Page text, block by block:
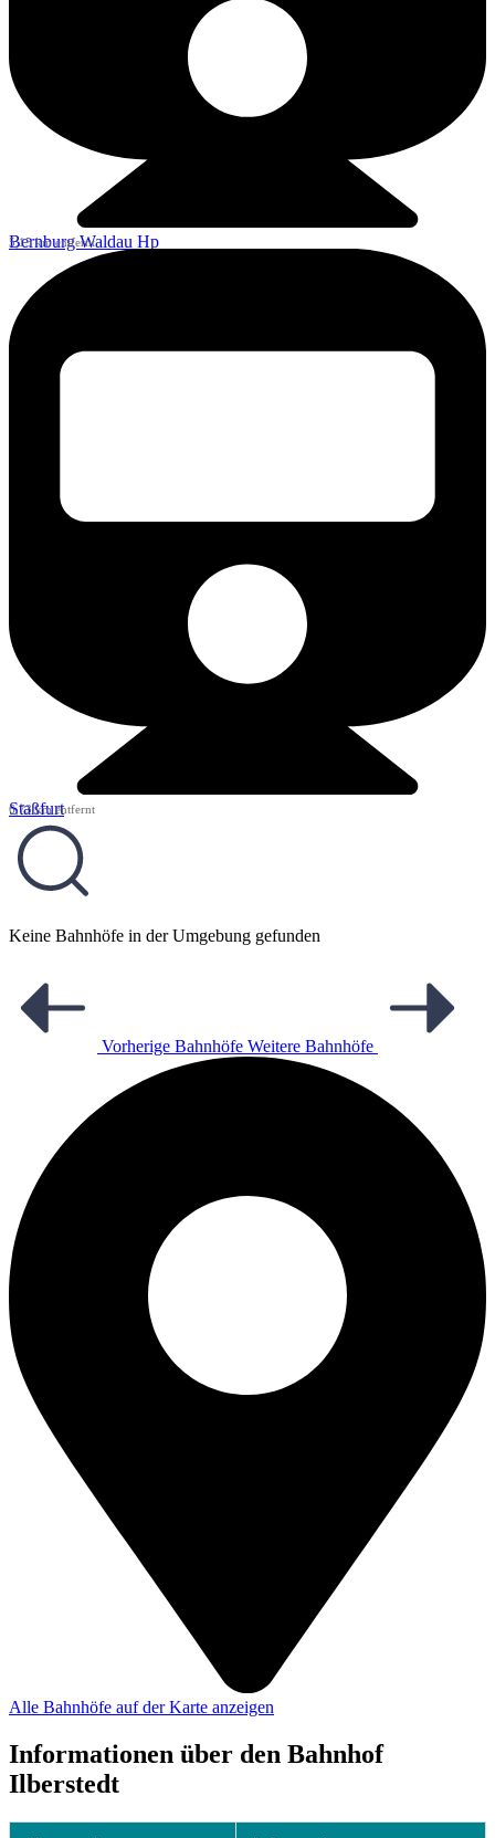
Bernburg Waldau Hp
5,15 km entfernt
Staßfurt
6,73 km entfernt
Keine Bahnhöfe in der Umgebung gefunden
Vorherige Bahnhöfe Weitere Bahnhöfe
Alle Bahnhöfe auf der Karte anzeigen
Informationen über den Bahnhof
Ilberstedt